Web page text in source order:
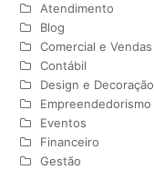
Atendimento
Blog
Comercial e Vendas
Contábil
Design e Decoração
Empreendedorismo
Eventos
Financeiro
Gestão